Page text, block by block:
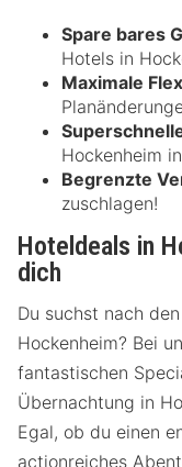
Spare bares
Hotels in
Maximale
Hockenheim
Begrenzte
zuschlagen!
Hoteldeals in
dich
Du suchst nach
Hockenheim? Bei
fantastischen
Übernachtung in
Egal, ob du einen
actionreiches